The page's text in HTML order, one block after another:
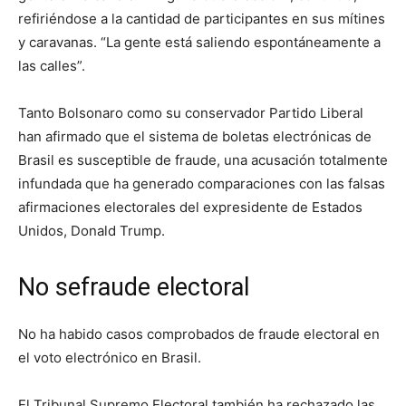
refiriéndose a la cantidad de participantes en sus mítines
y caravanas. “La gente está saliendo espontáneamente a
las calles”.
Tanto Bolsonaro como su conservador Partido Liberal
han afirmado que el sistema de boletas electrónicas de
Brasil es susceptible de fraude, una acusación totalmente
infundada que ha generado comparaciones con las falsas
afirmaciones electorales del expresidente de Estados
Unidos, Donald Trump.
No sefraude electoral
No ha habido casos comprobados de fraude electoral en
el voto electrónico en Brasil.